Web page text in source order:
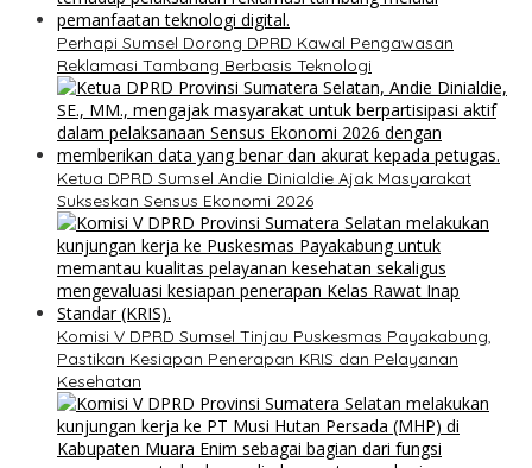
Perhapi Sumsel Dorong DPRD Kawal Pengawasan
Reklamasi Tambang Berbasis Teknologi
Ketua DPRD Sumsel Andie Dinialdie Ajak Masyarakat
Sukseskan Sensus Ekonomi 2026
Komisi V DPRD Sumsel Tinjau Puskesmas Payakabung,
Pastikan Kesiapan Penerapan KRIS dan Pelayanan
Kesehatan